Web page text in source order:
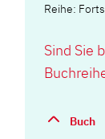
Reihe:
Sind Sie
Buch